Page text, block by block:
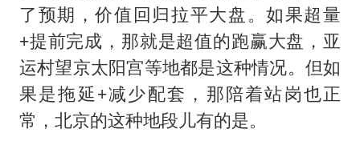
了预期，价值回归拉平大盘。如果超量
+提前完成，那就是超值的跑赢大盘，亚
运村望京太阳宫等地都是这种情况。但如
果是拖延+减少配套，那陪着站岗也正
常，北京的这种地段儿有的是。